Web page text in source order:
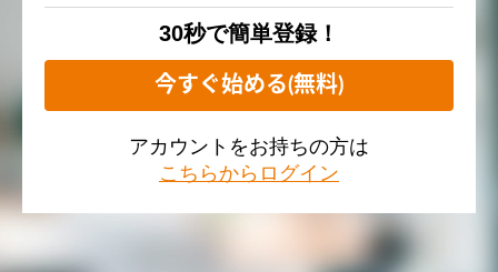
30秒で簡単登録！
今すぐ始める(無料)
アカウントをお持ちの方は
こちらからログイン